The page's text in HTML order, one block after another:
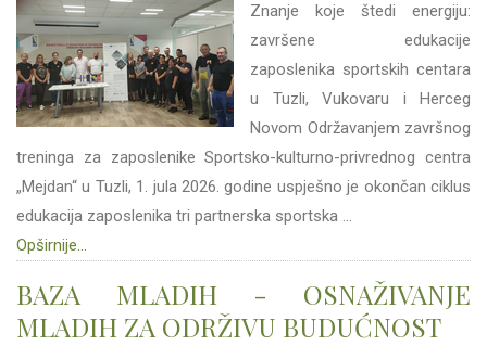
Znanje koje štedi energiju:
završene edukacije
zaposlenika sportskih centara
u Tuzli, Vukovaru i Herceg
Novom Održavanjem završnog
treninga za zaposlenike Sportsko-kulturno-privrednog centra
„Mejdan“ u Tuzli, 1. jula 2026. godine uspješno je okončan ciklus
edukacija zaposlenika tri partnerska sportska ...
Opširnije...
BAZA MLADIH - OSNAŽIVANJE
MLADIH ZA ODRŽIVU BUDUĆNOST